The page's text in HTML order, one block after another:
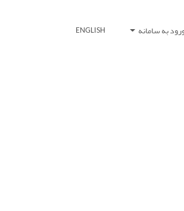
به سامانه ENGLISH